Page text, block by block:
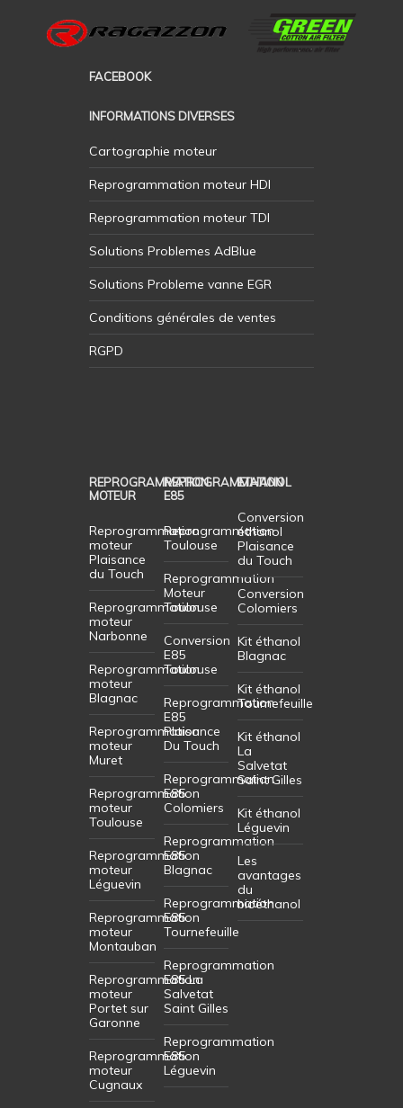
FACEBOOK
INFORMATIONS DIVERSES
Cartographie moteur
Reprogrammation moteur HDI
Reprogrammation moteur TDI
Solutions Problemes AdBlue
Solutions Probleme vanne EGR
Conditions générales de ventes
RGPD
REPROGRAMMATION
MOTEUR
Reprogrammation
moteur
Plaisance
du Touch
Reprogrammation
moteur
Narbonne
Reprogrammation
moteur
Blagnac
Reprogrammation
moteur
Muret
Reprogrammation
moteur
Toulouse
Reprogrammation
moteur
Léguevin
Reprogrammation
moteur
Montauban
Reprogrammation
moteur
Portet sur
Garonne
Reprogrammation
moteur
Cugnaux
REPROGRAMMATION
E85
Reprogrammation
Toulouse
Reprogrammation
Moteur
Toulouse
Conversion
E85
Toulouse
Reprogrammation
E85
Plaisance
Du Touch
Reprogrammation
E85
Colomiers
Reprogrammation
E85
Blagnac
Reprogrammation
E85
Tournefeuille
Reprogrammation
E85 La
Salvetat
Saint Gilles
Reprogrammation
E85
Léguevin
ETHANOL
Conversion
éthanol
Plaisance
du Touch
Conversion
Colomiers
Kit éthanol
Blagnac
Kit éthanol
Tournefeuille
Kit éthanol
La
Salvetat
Saint Gilles
Kit éthanol
Léguevin
Les
avantages
du
bioéthanol